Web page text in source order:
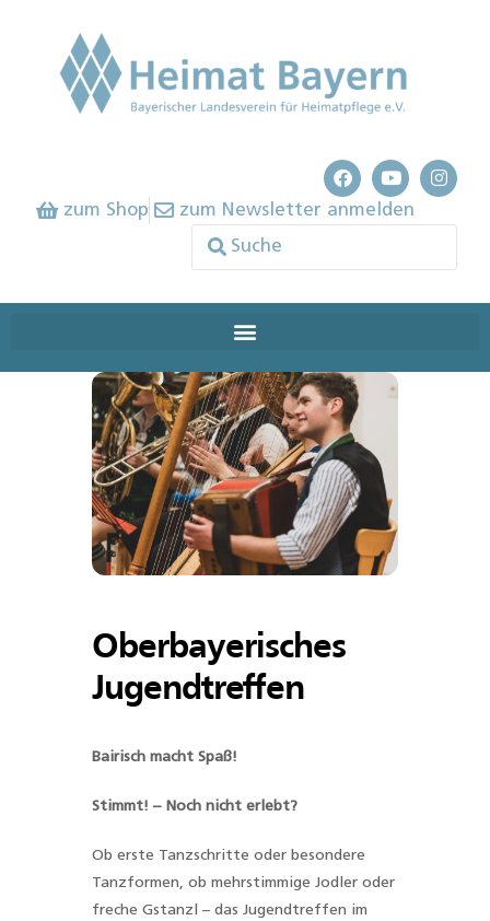
zum Shop zum Newsletter anmelden
Oberbayerisches
Jugendtreffen
Bairisch macht Spaß!
Stimmt! – Noch nicht erlebt?
Ob erste Tanzschritte oder besondere
Tanzformen, ob mehrstimmige Jodler oder
freche Gstanzl – das Jugendtreffen im